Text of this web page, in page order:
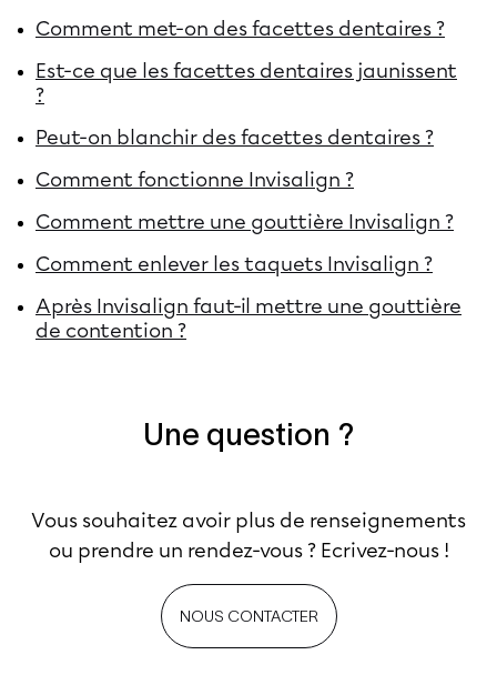
Comment met-on des facettes dentaires ?
Est-ce que les facettes dentaires jaunissent
?
Peut-on blanchir des facettes dentaires ?
Comment fonctionne Invisalign ?
Comment mettre une gouttière Invisalign ?
Comment enlever les taquets Invisalign ?
Après Invisalign faut-il mettre une gouttière
de contention ?
Une question ?
Vous souhaitez avoir plus de renseignements
ou prendre un rendez-vous ? Ecrivez-nous !
NOUS CONTACTER